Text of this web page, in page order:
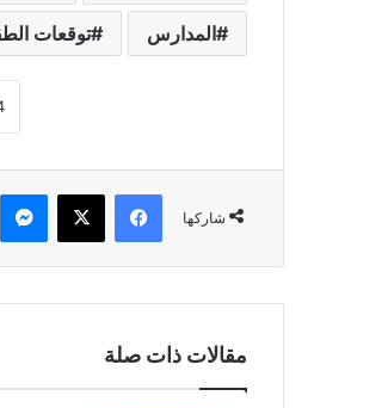
المدارس توقعات
شاركها
فيسبوك ‫X
مقالات ذات صلة